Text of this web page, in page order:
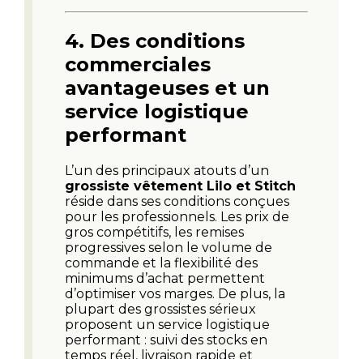
4. Des conditions
commerciales
avantageuses et un
service logistique
performant
L’un des principaux atouts d’un
grossiste vêtement Lilo et Stitch
réside dans ses conditions conçues
pour les professionnels. Les prix de
gros compétitifs, les remises
progressives selon le volume de
commande et la flexibilité des
minimums d’achat permettent
d’optimiser vos marges. De plus, la
plupart des grossistes sérieux
proposent un service logistique
performant : suivi des stocks en
temps réel, livraison rapide et